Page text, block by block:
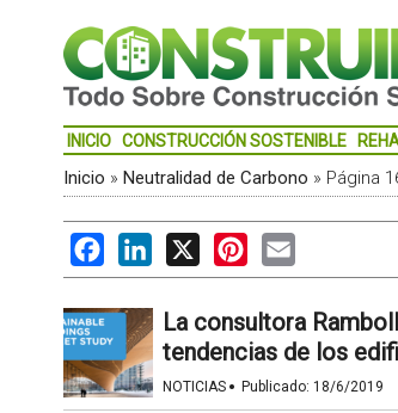
INICIO CONSTRUCCIÓN SOSTENIBLE
Inicio » Neutralidad de Carbono » Página
FacebookLinkedIn
X PinterestEmail
La consultora
tendencias de los
NOTICIAS · Publicado: 18/6/2019